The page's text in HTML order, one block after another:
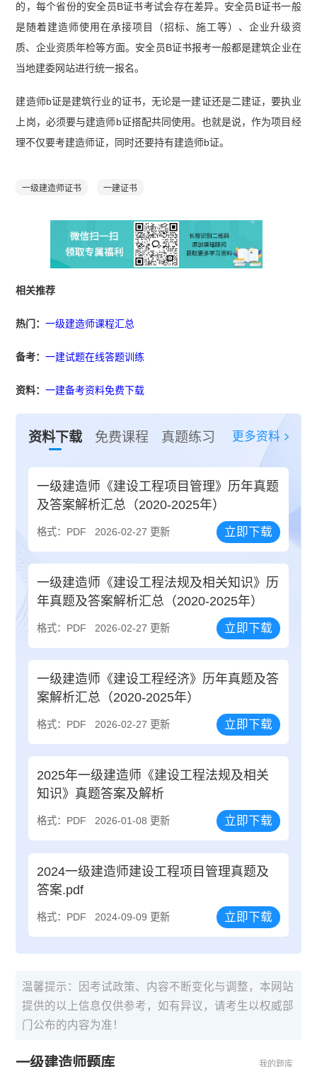
的，每个省份的安全员B证书考试会存在差异。安全员B证书一般
是随着建造师使用在承接项目（招标、施工等）、企业升级资
质、企业资质年检等方面。安全员B证书报考一般都是建筑企业在
当地建委网站进行统一报名。
建造师b证是建筑行业的证书，无论是一建证还是二建证，要执业
上岗，必须要与建造师b证搭配共同使用。也就是说，作为项目经
理不仅要考建造师证，同时还要持有建造师b证。
一级建造师证书 一建证书
相关推荐
热门：一级建造师课程汇总
备考：一建试题在线答题训练
资料：一建备考资料免费下载
资料下载 免费课程 真题练习 更多资料
一级建造师《建设工程项目管理》历年真题
及答案解析汇总（2020-2025年）
格式：PDF 2026-02-27 更新 立即下载
一级建造师《建设工程法规及相关知识》历
年真题及答案解析汇总（2020-2025年）
格式：PDF 2026-02-27 更新 立即下载
一级建造师《建设工程经济》历年真题及答
案解析汇总（2020-2025年）
格式：PDF 2026-02-27 更新 立即下载
2025年一级建造师《建设工程法规及相关
知识》真题答案及解析
格式：PDF 2026-01-08 更新 立即下载
2024一级建造师建设工程项目管理真题及
答案.pdf
格式：PDF 2024-09-09 更新 立即下载
温馨提示：因考试政策、内容不断变化与调整，本网站
提供的以上信息仅供参考，如有异议，请考生以权威部
门公布的内容为准！
一级建造师题库 我的题库